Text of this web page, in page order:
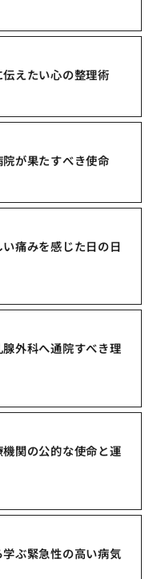
えたい心の整理術
が果たすべき使命
痛みを感じた日の日
外科へ通院すべき理
関の公的な使命と運
ぶ緊急性の高い病気